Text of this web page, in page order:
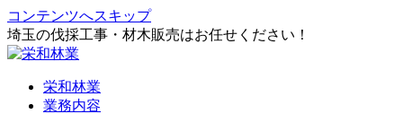
コンテンツへスキップ
埼玉の伐採工事・材木販売はお任せください！
栄和林業
業務内容